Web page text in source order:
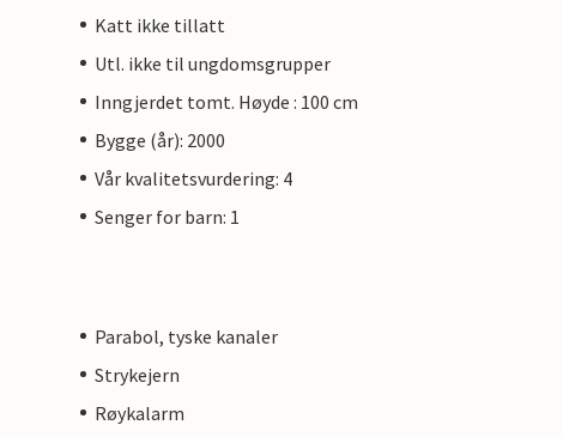
Katt ikke tillatt
Utl. ikke til ungdomsgrupper
Inngjerdet tomt. Høyde : 100 cm
Bygge (år): 2000
Vår kvalitetsvurdering: 4
Senger for barn: 1
Parabol, tyske kanaler
Strykejern
Røykalarm